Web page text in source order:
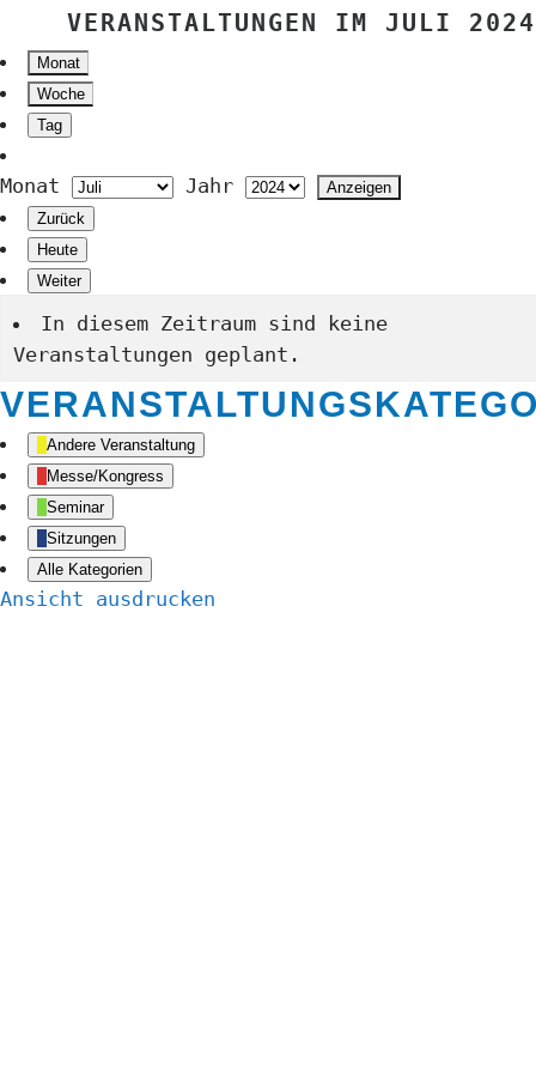
VERANSTALTUNGEN IM JULI 2024
Monat
Woche
Tag
Monat Jahr
Zurück
Heute
Weiter
In diesem Zeitraum sind keine
Veranstaltungen geplant.
Andere Veranstaltung
Messe/Kongress
Seminar
Sitzungen
Alle Kategorien
Ansicht ausdrucken